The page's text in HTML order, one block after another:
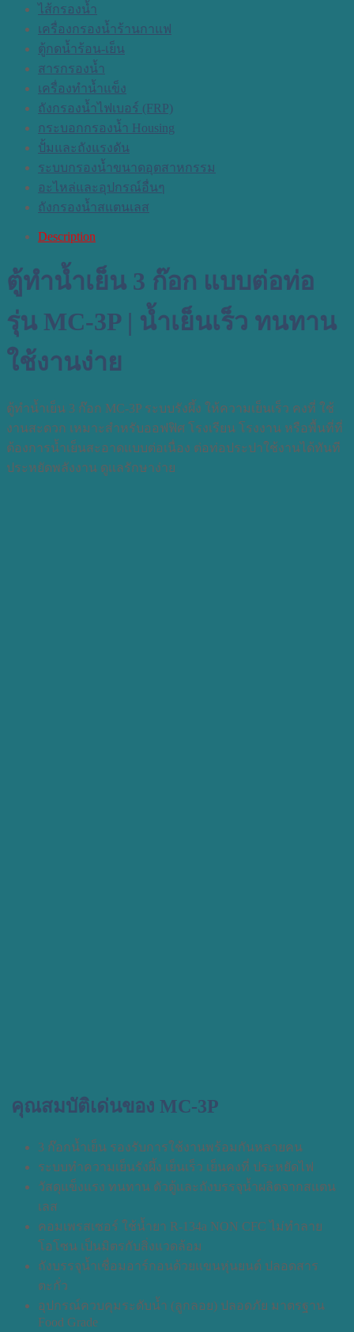
ไส้กรองน้ำ
เครื่องกรองน้ำร้านกาแฟ
ตู้กดน้ำร้อน-เย็น
สารกรองน้ำ
เครื่องทำน้ำแข็ง
ถังกรองน้ำไฟเบอร์ (FRP)
กระบอกกรองน้ำ Housing
ปั้มและถังแรงดัน
ระบบกรองน้ำขนาดอุตสาหกรรม
อะไหล่และอุปกรณ์อื่นๆ
ถังกรองน้ำสแตนเลส
Description
ตู้ทำน้ำเย็น 3 ก๊อก แบบต่อท่อ
รุ่น MC-3P| น้ำเย็นเร็ว ทนทาน
ใช้งานง่าย
ตู้ทำน้ำเย็น 3 ก๊อก MC-3P ระบบรังผึ้ง ให้ความเย็นเร็ว คงที่ ใช้
งานสะดวก เหมาะสำหรับออฟฟิศ โรงเรียน โรงงาน หรือพื้นที่ที่
ต้องการน้ำเย็นสะอาดแบบต่อเนื่อง ต่อท่อประปาใช้งานได้ทันที
ประหยัดพลังงาน ดูแลรักษาง่าย
คุณสมบัติเด่นของ MC-3P
3 ก๊อกน้ำเย็น รองรับการใช้งานพร้อมกันหลายคน
ระบบทำความเย็นรังผึ้ง เย็นเร็ว เย็นคงที่ ประหยัดไฟ
วัสดุแข็งแรง ทนทาน ตัวตู้และถังบรรจุน้ำผลิตจากสแตน
เลส
คอมเพรสเซอร์ ใช้น้ำยา R-134a NON CFC ไม่ทำลาย
โอโซน เป็นมิตรกับสิ่งแวดล้อม
ถังบรรจุน้ำเชื่อมอาร์กอนด้วยแขนหุ่นยนต์ ปลอดสาร
ตะกั่ว
อุปกรณ์ควบคุมระดับน้ำ (ลูกลอย) ปลอดภัย มาตรฐาน
Food Grade